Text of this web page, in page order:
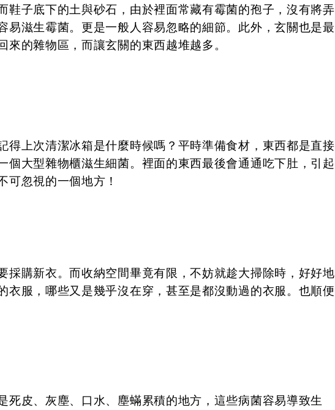
鞋子底下的土與砂石，由於裡面常藏有霉菌的孢子，沒有將弄
易滋生霉菌。更是一般人容易忽略的細節。此外，玄關也是最
的雜物區，而讓玄關的東西越堆越多。
得上次清潔冰箱是什麼時候嗎？平時準備食材，東西都是直接
個大型雜物櫃滋生細菌。裡面的東西最後會通通吃下肚，引起
可忽視的一個地方！
採購新衣。而收納空間畢竟有限，不妨就趁大掃除時，好好地
衣服，哪些又是幾乎沒在穿，甚至是都沒動過的衣服。也順便
死皮、灰塵、口水、塵蟎累積的地方，這些病菌容易導致生